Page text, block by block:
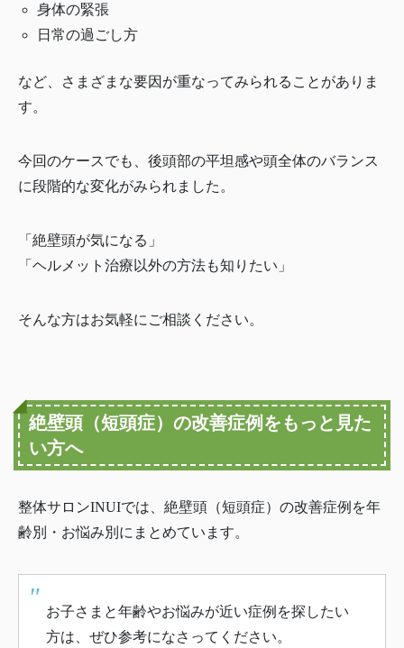
身体の緊張
日常の過ごし方
など、さまざまな要因が重なってみられることがありま
す。
今回のケースでも、後頭部の平坦感や頭全体のバランス
に段階的な変化がみられました。
「絶壁頭が気になる」
「ヘルメット治療以外の方法も知りたい」
そんな方はお気軽にご相談ください。
絶壁頭（短頭症）の改善症例をもっと見た
い方へ
整体サロンINUIでは、絶壁頭（短頭症）の改善症例を年
齢別・お悩み別にまとめています。
お子さまと年齢やお悩みが近い症例を探したい
方は、ぜひ参考になさってください。